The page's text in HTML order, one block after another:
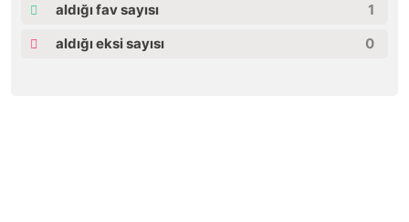
aldığı fav sayısı
1
aldığı eksi sayısı
0